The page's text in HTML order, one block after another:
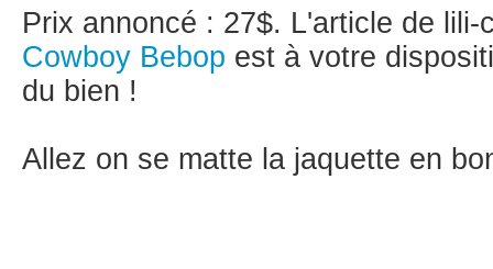
Prix annoncé : 27$. L'article de
Cowboy Bebop est à votre
du bien !
Allez on se matte la jaquette en